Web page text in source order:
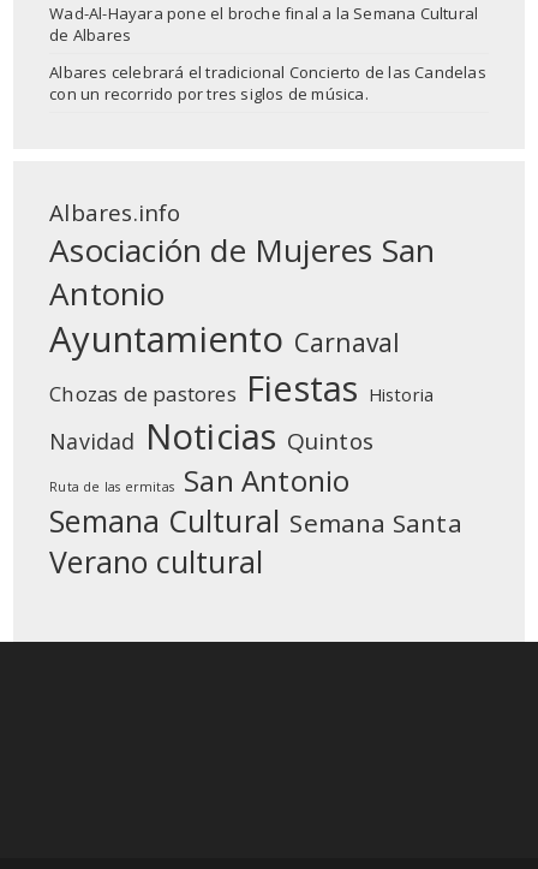
Wad-Al-Hayara pone el broche final a la Semana Cultural
de Albares
Albares celebrará el tradicional Concierto de las Candelas
con un recorrido por tres siglos de música.
Albares.info
Asociación de Mujeres San
Antonio
Ayuntamiento Carnaval
Chozas de pastores Fiestas Historia
Navidad Noticias Quintos
Ruta de las ermitas San Antonio
Semana Cultural Semana Santa
Verano cultural